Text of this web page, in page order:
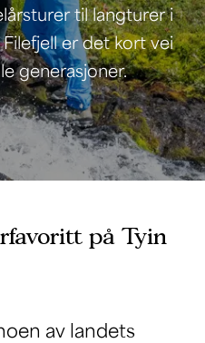
til langturer i
er det kort vei
generasjoner.
på Tyin
av landets